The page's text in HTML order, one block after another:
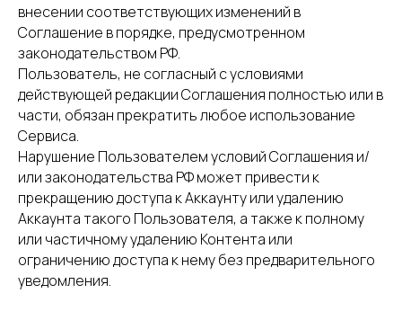
внесении соответствующих изменений в
Соглашение в порядке, предусмотренном
законодательством РФ.
Пользователь, не согласный с условиями
действующей редакции Соглашения полностью или в
части, обязан прекратить любое использование
Сервиса.
Нарушение Пользователем условий Соглашения и/
или законодательства РФ может привести к
прекращению доступа к Аккаунту или удалению
Аккаунта такого Пользователя, а также к полному
или частичному удалению Контента или
ограничению доступа к нему без предварительного
уведомления.